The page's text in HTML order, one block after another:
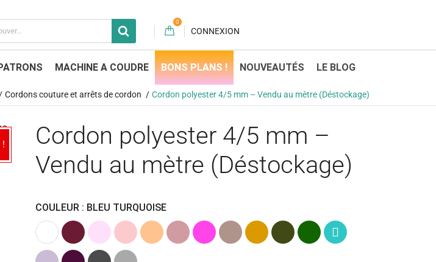
0
CONNEXION
MACHINE A COUDRE BONS PLANS ! NOUVEAUTÉS LE BLOG
Cordons couture et arrêts de cordon Cordon polyester 4/5 mm – Vendu au mètre (Déstockage)
!
Cordon polyester 4/5 mm –
Vendu au mètre (Déstockage)
COULEUR : BLEU TURQUOISE
Blanc BordeauxRose
Clair
Rose SaumonRose
(Vieux)
Rose
fuchsia
Taupe
(Marron)
CaramelKaki
(Vert
Vert
foncé
Bleu
turquoise
LavandePrune Gris
Gris